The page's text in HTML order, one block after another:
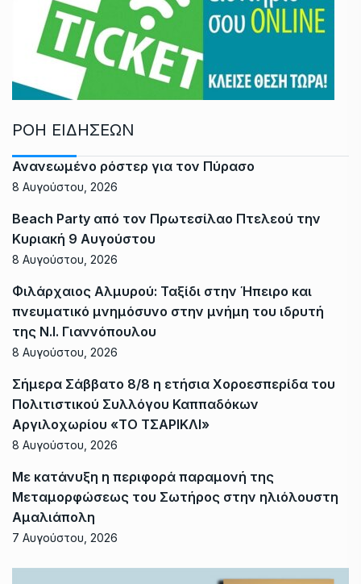
ΡΟΗ ΕΙΔΗΣΕΩΝ
Ανανεωμένο ρόστερ για τον Πύρασο
8 Αυγούστου, 2026
Beach Party από τον Πρωτεσίλαο Πτελεού την
Κυριακή 9 Αυγούστου
8 Αυγούστου, 2026
Φιλάρχαιος Αλμυρού: Ταξίδι στην Ήπειρο και
πνευματικό μνημόσυνο στην μνήμη του ιδρυτή
της Ν.Ι. Γιαννόπουλου
8 Αυγούστου, 2026
Σήμερα Σάββατο 8/8 η ετήσια Χοροεσπερίδα του
Πολιτιστικού Συλλόγου Καππαδόκων
Αργιλοχωρίου «ΤΟ ΤΣΑΡΙΚΛΙ»
8 Αυγούστου, 2026
Με κατάνυξη η περιφορά παραμονή της
Μεταμορφώσεως του Σωτήρος στην ηλιόλουστη
Αμαλιάπολη
7 Αυγούστου, 2026